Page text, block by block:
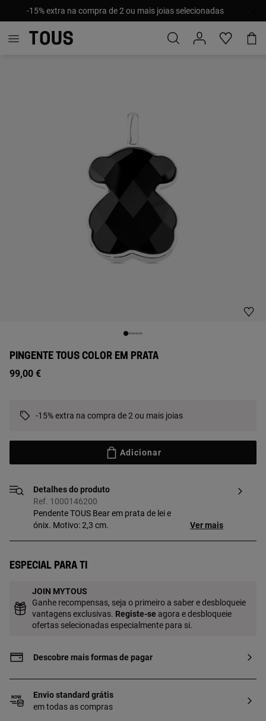
-15% extra na compra de 2 ou mais joias selecionadas
PINGENTE TOUS COLOR EM PRATA
99,00 €
-15% extra na compra de 2 ou mais joias
Adicionar
Detalhes do produto
Ref. 1000146200
Pendente TOUS Bear em prata de lei e
ónix. Motivo: 2,3 cm.
Ver mais
Especial para ti
JOIN MYTOUS
Ganhe recompensas, seja o primeiro a saber e desbloqueie
vantagens exclusivas. Registe-se agora e desbloqueie
ofertas selecionadas especialmente para si.
Descobre mais formas de pagar
Envio standard grátis
em todas as compras